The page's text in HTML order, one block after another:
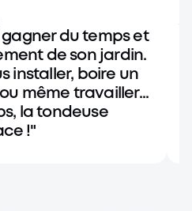
du temps et
de son jardin.
installer, boire un
même travailler...
la tondeuse
!"